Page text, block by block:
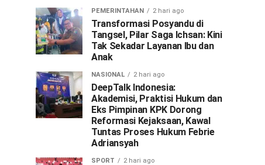
PEMERINTAHAN 2 hari ago
Transformasi Posyandu di
Tangsel, Pilar Saga Ichsan: Kini
Tak Sekadar Layanan Ibu dan
Anak
NASIONAL 2 hari ago
DeepTalk Indonesia:
Akademisi, Praktisi Hukum dan
Eks Pimpinan KPK Dorong
Reformasi Kejaksaan, Kawal
Tuntas Proses Hukum Febrie
Adriansyah
SPORT 2 hari ago